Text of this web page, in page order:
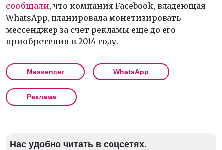
сообщали, что компания Facebook, владеющая
WhatsApp, планировала монетизировать
мессенджер за счет рекламы еще до его
приобретения в 2014 году.
Messenger WhatsApp
Реклама
Нас удобно читать в соцсетях.